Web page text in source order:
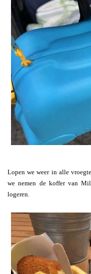
Lopen we weer in alle
we nemen de koffer van
logeren.